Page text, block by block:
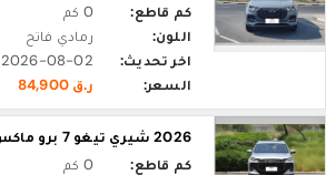
كم قاطع:
0 كم
اللون:
رمادي فاتح
اخر تحديث:
2026-08-02
السعر:
ر.ق 84,900
2026 شيري تيغو 7 برو ماكس فلاك شيب
كم قاطع:
0 كم